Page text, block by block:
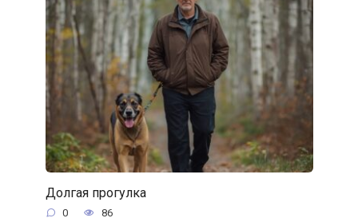
Долгая прогулка
0 86